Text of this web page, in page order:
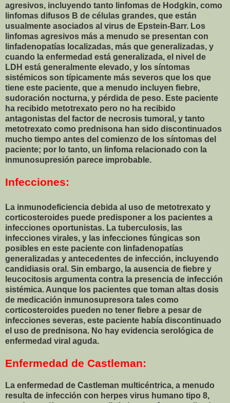
agresivos, incluyendo tanto linfomas de Hodgkin, como
linfomas difusos B de células grandes, que están
usualmente asociados al virus de Epstein-Barr. Los
linfomas agresivos más a menudo se presentan con
linfadenopatías localizadas, más que generalizadas, y
cuando la enfermedad está generalizada, el nivel de
LDH está generalmente elevado, y los síntomas
sistémicos son típicamente más severos que los que
tiene este paciente, que a menudo incluyen fiebre,
sudoración nocturna, y pérdida de peso. Este paciente
ha recibido metotrexato pero no ha recibido
antagonistas del factor de necrosis tumoral, y tanto
metotrexato como prednisona han sido discontinuados
mucho tiempo antes del comienzo de los síntomas del
paciente; por lo tanto, un linfoma relacionado con la
inmunosupresión parece improbable.
Infecciones:
La inmunodeficiencia debida al uso de metotrexato y
corticosteroides puede predisponer a los pacientes a
infecciones oportunistas. La tuberculosis, las
infecciones virales, y las infecciones fúngicas son
posibles en este paciente con linfadenopatías
generalizadas y antecedentes de infección, incluyendo
candidiasis oral. Sin embargo, la ausencia de fiebre y
leucocitosis argumenta contra la presencia de infección
sistémica. Aunque los pacientes que toman altas dosis
de medicación inmunosupresora tales como
corticosteroides pueden no tener fiebre a pesar de
infecciones severas, este paciente había discontinuado
el uso de prednisona. No hay evidencia serológica de
enfermedad viral aguda.
Enfermedad de Castleman:
La enfermedad de Castleman multicéntrica, a menudo
resulta de infección con herpes virus humano tipo 8,